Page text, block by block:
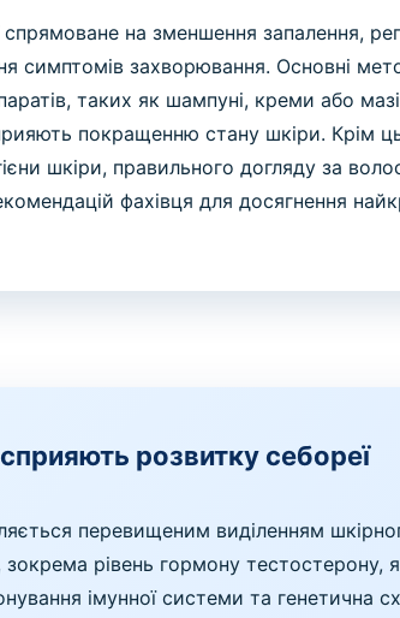
спрямоване на зменшення запалення,
симптомів захворювання. Основні
таких як шампуні, креми або
покращенню стану шкіри. Крім
шкіри, правильного догляду за
фахівця для досягнення
розвитку себореї
перевищеним виділенням
зокрема рівень гормону
імунної системи та генетична